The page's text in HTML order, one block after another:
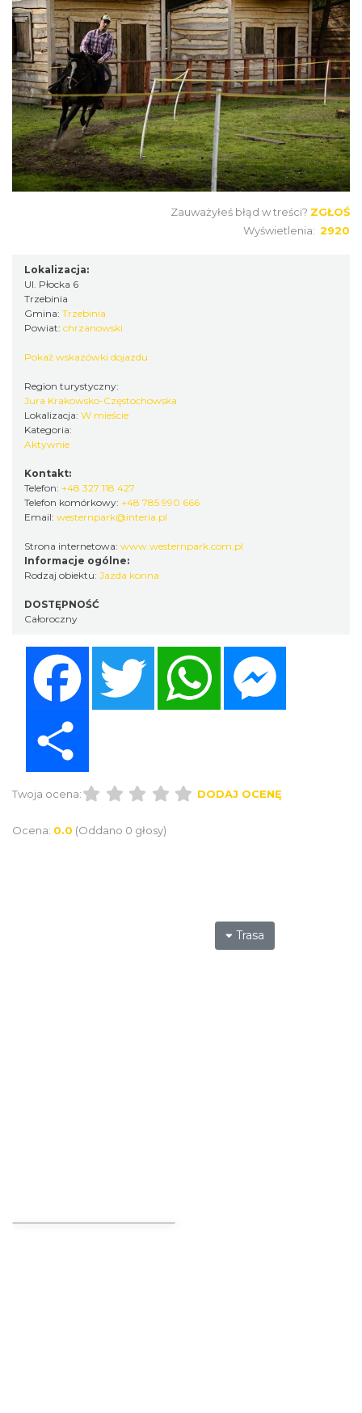
Zauważyłeś błąd w treści? ZGŁOŚ
Wyświetlenia: 2920
Lokalizacja:
Ul. Płocka 6
Trzebinia
Gmina: Trzebinia
Powiat: chrzanowski
Pokaż wskazówki dojazdu
Region turystyczny:
Jura Krakowsko-Częstochowska
Lokalizacja: W mieście
Kategoria:
Aktywnie
Kontakt:
Telefon: +48 327 118 427
Telefon komórkowy: +48 785 990 666
Email: westernpark@interia.pl
Strona internetowa: www.westernpark.com.pl
Informacje ogólne:
Rodzaj obiektu: Jazda konna
DOSTĘPNOŚĆ
Całoroczny
Twitter WhatsApp
Twoja ocena: DODAJ OCENĘ
Ocena: 0.0 (Oddano 0 głosy)
Trasa